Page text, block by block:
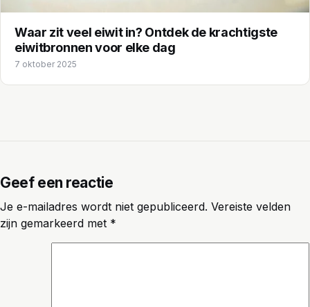
Waar zit veel eiwit in? Ontdek de krachtigste
eiwitbronnen voor elke dag
7 oktober 2025
Geef een reactie
Je e-mailadres wordt niet gepubliceerd. Vereiste velden
zijn gemarkeerd met *